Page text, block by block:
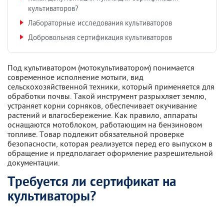
культиваторов?
Лабораторные исследования культиваторов
Добровольная сертификация культиваторов
Под культиватором (мотокультиватором) понимается
современное исполнение мотыги, вид
сельскохозяйственной техники, который применяется для
обработки почвы. Такой инструмент разрыхляет землю,
устраняет корни сорняков, обеспечивает окучивание
растений и влагосбережение. Как правило, аппараты
оснащаются мотоблоком, работающим на бензиновом
топливе. Товар подлежит обязательной проверке
безопасности, которая реализуется перед его выпуском в
обращение и предполагает оформление разрешительной
документации.
Требуется ли сертификат на
культиваторы?